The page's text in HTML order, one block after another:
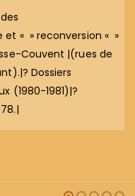
« » reconversion « »
Couvent |(rues de
Dossiers
(1980-1981)|?